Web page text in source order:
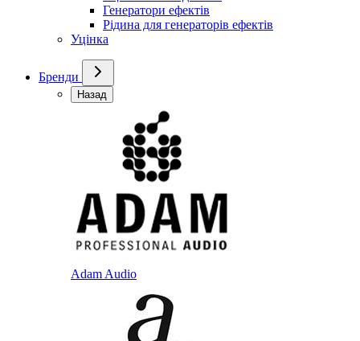
Генератори ефектів
Рідина для генераторів ефектів
Уцінка
Бренди
Назад
Adam Audio